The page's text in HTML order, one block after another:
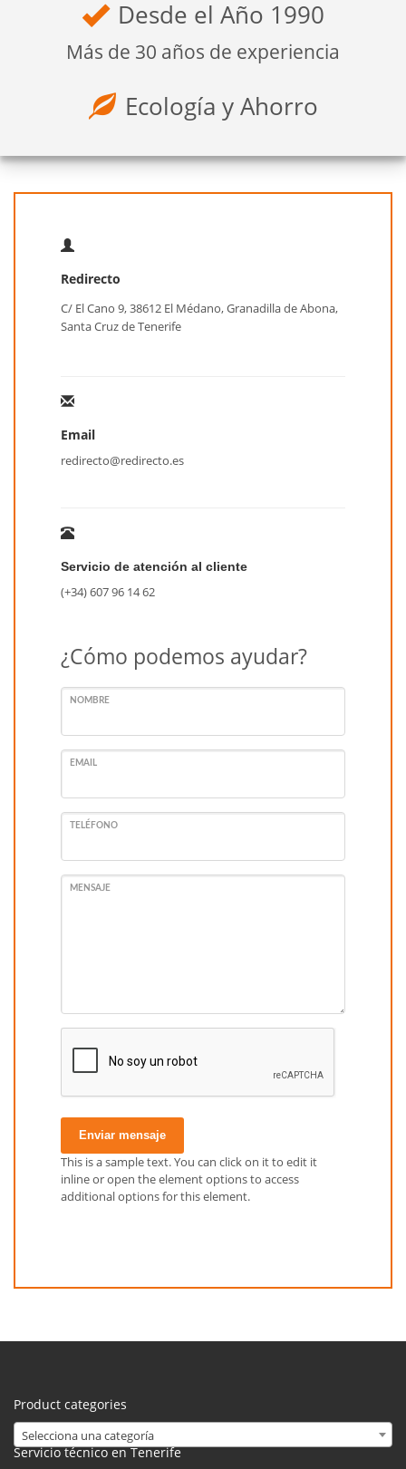
Desde el Año 1990
Más de 30 años de experiencia
Ecología y Ahorro
Redirecto
C/ El Cano 9, 38612 El Médano, Granadilla de Abona,
Santa Cruz de Tenerife
Email
redirecto@redirecto.es
Servicio de atención al cliente
(+34) 607 96 14 62
¿Cómo podemos ayudar?
NOMBRE
EMAIL
TELÉFONO
MENSAJE
Enviar mensaje
This is a sample text. You can click on it to edit it
inline or open the element options to access
additional options for this element.
Product categories
Selecciona una categoría
Servicio técnico en Tenerife